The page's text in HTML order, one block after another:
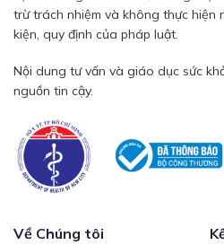
trừ trách nhiệm và không thực hiện
kiện, quy định của pháp luật.
Nội dung tư vấn và giáo dục sức
nguồn tin cậy.
Về Chúng tôi